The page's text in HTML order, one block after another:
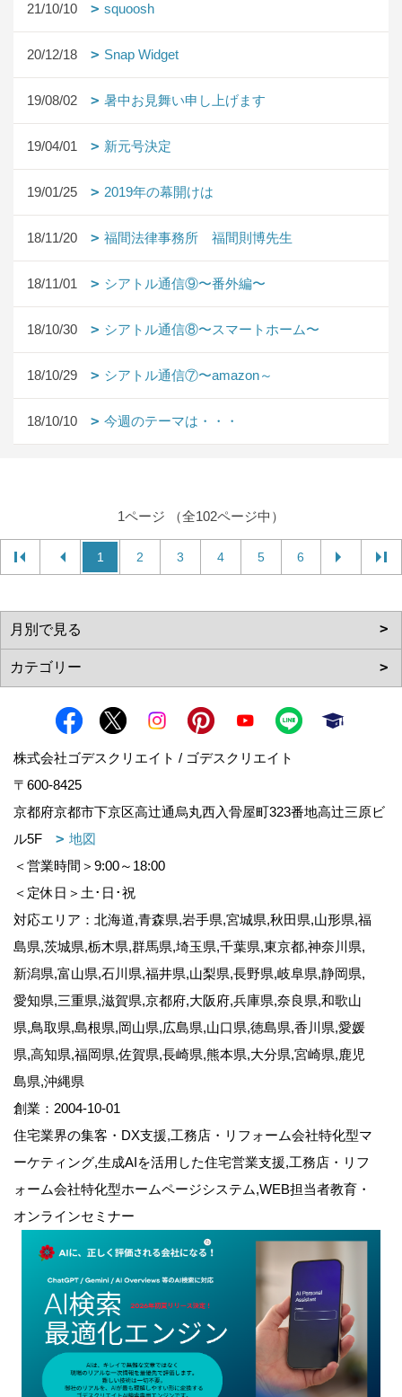
21/10/10 squoosh
20/12/18 Snap Widget
19/08/02 暑中お見舞い申し上げます
19/04/01 新元号決定
19/01/25 2019年の幕開けは
18/11/20 福間法律事務所 福間則博先生
18/11/01 シアトル通信⑨〜番外編〜
18/10/30 シアトル通信⑧〜スマートホーム〜
18/10/29 シアトル通信⑦〜amazon～
18/10/10 今週のテーマは・・・
1ページ （全102ページ中）
1 2 3 4 5 6
株式会社ゴデスクリエイト / ゴデスクリエイト
〒600-8425
京都府京都市下京区高辻通烏丸西入骨屋町323番地高辻三原ビ
ル5F
地図
＜営業時間＞9:00～18:00
＜定休日＞土･日･祝
対応エリア：北海道,青森県,岩手県,宮城県,秋田県,山形県,福
島県,茨城県,栃木県,群馬県,埼玉県,千葉県,東京都,神奈川県,
新潟県,富山県,石川県,福井県,山梨県,長野県,岐阜県,静岡県,
愛知県,三重県,滋賀県,京都府,大阪府,兵庫県,奈良県,和歌山
県,鳥取県,島根県,岡山県,広島県,山口県,徳島県,香川県,愛媛
県,高知県,福岡県,佐賀県,長崎県,熊本県,大分県,宮崎県,鹿児
島県,沖縄県
創業：2004-10-01
住宅業界の集客・DX支援,工務店・リフォーム会社特化型マ
ーケティング,生成AIを活用した住宅営業支援,工務店・リフ
ォーム会社特化型ホームページシステム,WEB担当者教育・
オンラインセミナー